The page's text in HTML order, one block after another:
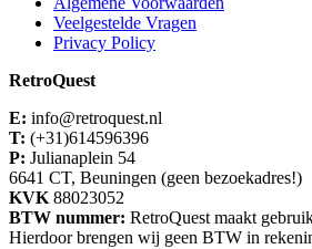
Veelgestelde Vragen
Privacy Policy
RetroQuest
E: info@retroquest.nl
T: (+31)614596396
P: Julianaplein 54
6641 CT, Beuningen (geen bezoekadres!)
KVK 88023052
BTW nummer: RetroQuest maakt
Hierdoor brengen wij geen BTW in